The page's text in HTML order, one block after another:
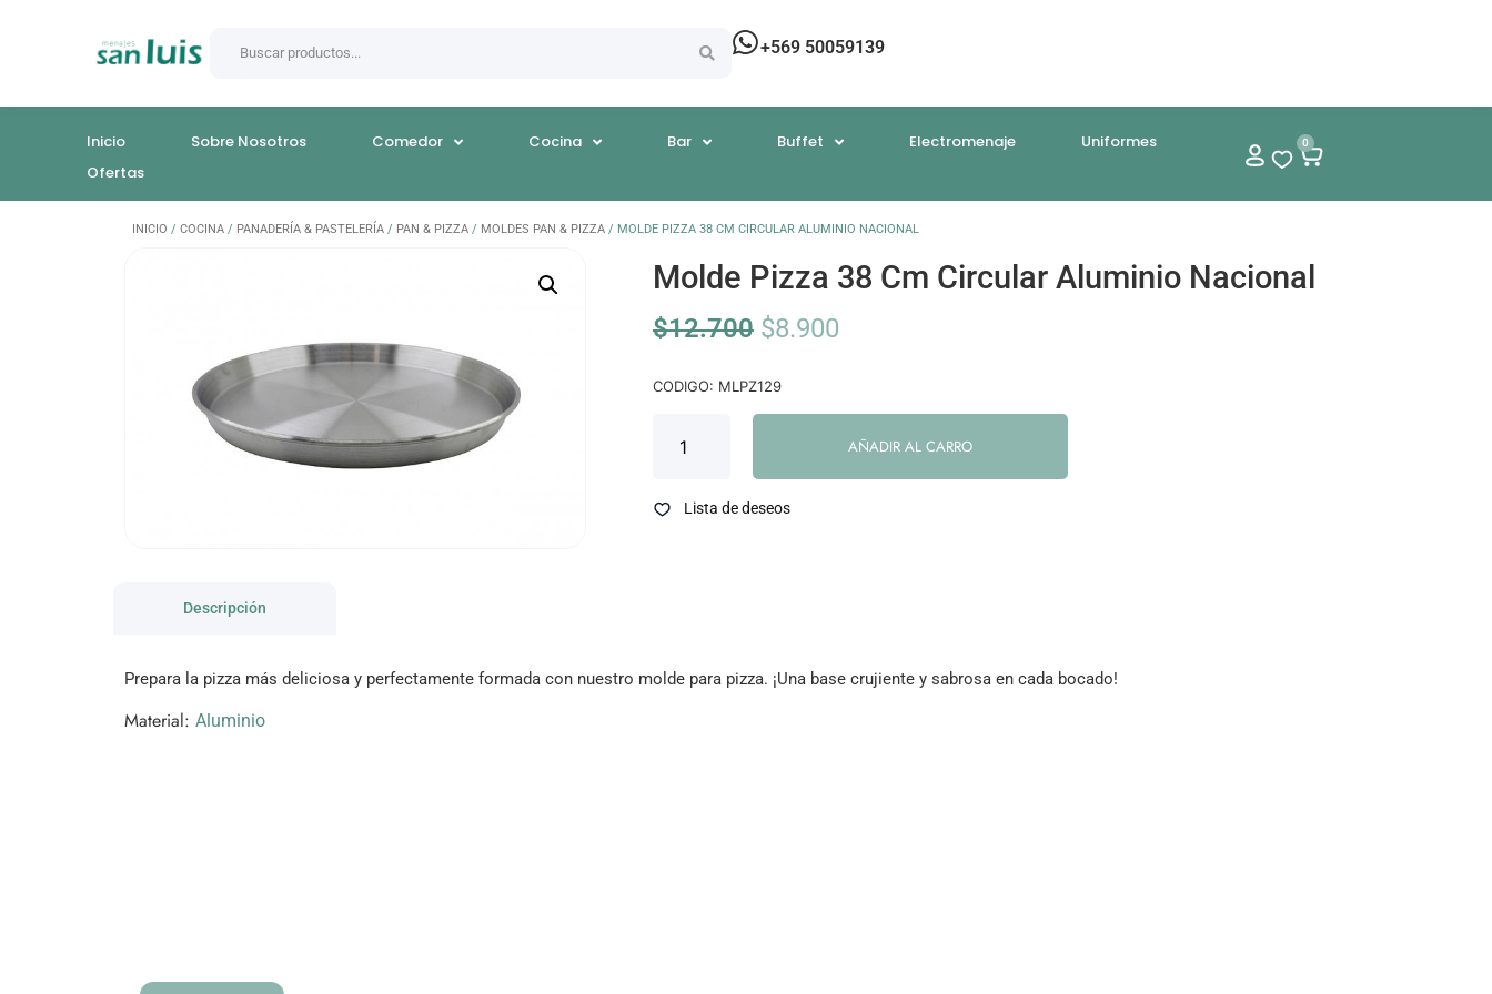
+569 50059139
Inicio Sobre Nosotros Comedor Cocina Bar Buffet Electromenaje
Uniformes
Ofertas
0
INICIO / COCINA / PANADERÍA & PASTELERÍA / PAN & PIZZA / MOLDES PAN & PIZZA / MOLDE PIZZA 38 CM CIRCULAR ALUMINIO NACIONAL
Molde Pizza 38 Cm Circular Aluminio Nacional
$12.700 $8.900
CODIGO: MLPZ129
AÑADIR AL CARRO
Lista de deseos
Descripción
Prepara la pizza más deliciosa y perfectamente formada con nuestro molde para pizza. ¡Una base crujiente y sabrosa en cada bocado!
Material: Aluminio